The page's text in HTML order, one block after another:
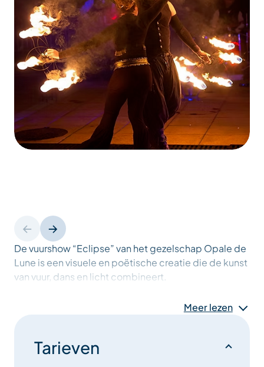
De vuurshow “Eclipse” van het gezelschap Opale de
Lune is een visuele en poëtische creatie die de kunst
van vuur, dans en licht combineert.
In een meeslepende nachtelijke omgeving
van vlammende apparaten en pyrotechnische
effecten, waardoor een spectaculair universum
Meer lezen
Tarieven